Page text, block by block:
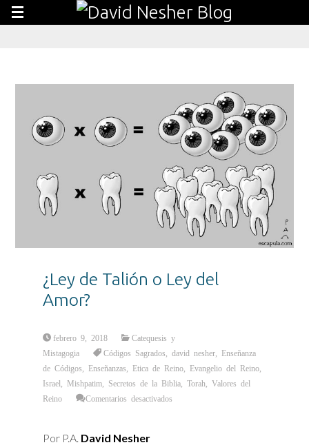
¿Ley de Talión o Ley del
Amor?
febrero 9, 2018
Catequesis y
Mistagogia
Códigos Sagrados ,david nesher
Enseñanza
de Códigos
Enseñanzas Etica de Reino Evangelio del Reino
Israel
Mishpatim Secretos de la Biblia ,Torah ,Valores del
Reino
Comentarios desactivados
Por P.A. David Nesher